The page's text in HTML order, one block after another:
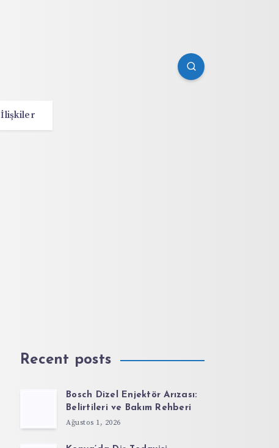
İlişkiler
Recent posts
Bosch Dizel Enjektör Arızası:
Belirtileri ve Bakım Rehberi
Ağustos 1, 2026